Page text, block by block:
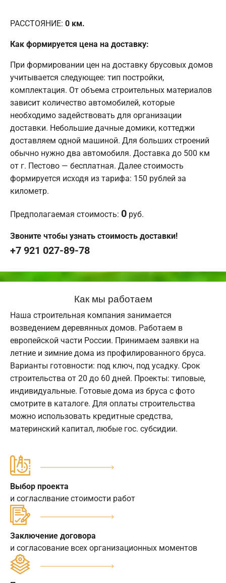
РАССТОЯНИЕ: 0 км.
Как формируется цена на доставку:
При формировании цен на доставку брусовых домов
учитывается следующее: тип постройки,
комплектация. От объема строительных материалов
зависит количество автомобилей, которые
необходимо задействовать для организации
доставки. Небольшие дачные домики, коттеджи
доставляем одной машиной. Для больших строений
обычно нужно два автомобиля. Доставка до 500 км
от г. Пестово — бесплатная. Далее стоимость
формируется исходя из тарифа: 150 рублей за
километр.
Предполагаемая стоимость: 0 руб.
Звоните чтобы узнать стоимость доставки!
+7 921 027-89-78
Как мы работаем
Наша строительная компания занимается
возведением деревянных домов. Работаем в
европейской части России. Принимаем заявки на
летние и зимние дома из профилированного бруса.
Варианты готовности: под ключ, под усадку. Срок
строительства от 20 до 60 дней. Проекты: типовые,
индивидуальные. Готовые дома из бруса с фото
смотрите в каталоге. Для оплаты строительства
можно использовать кредитные средства,
материнский капитал, любые гос. субсидии.
Выбор проекта
и согласлвание стоимости работ
Заключение договора
и согласование всех организационных моментов